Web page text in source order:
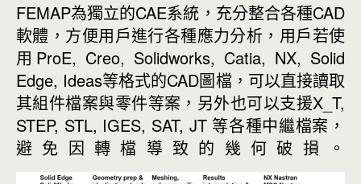
FEMAP為獨立的CAE系統，充分整合各種CAD
軟體，方便用戶進行各種應力分析，用戶若使
用ProE, Creo, Solidworks, Catia, NX, Solid
Edge, Ideas等格式的CAD圖檔，可以直接讀取
其組件檔案與零件等案，另外也可以支援X_T,
STEP, STL, IGES, SAT, JT 等各種中繼檔案，
避免因轉檔導致的幾何破損。